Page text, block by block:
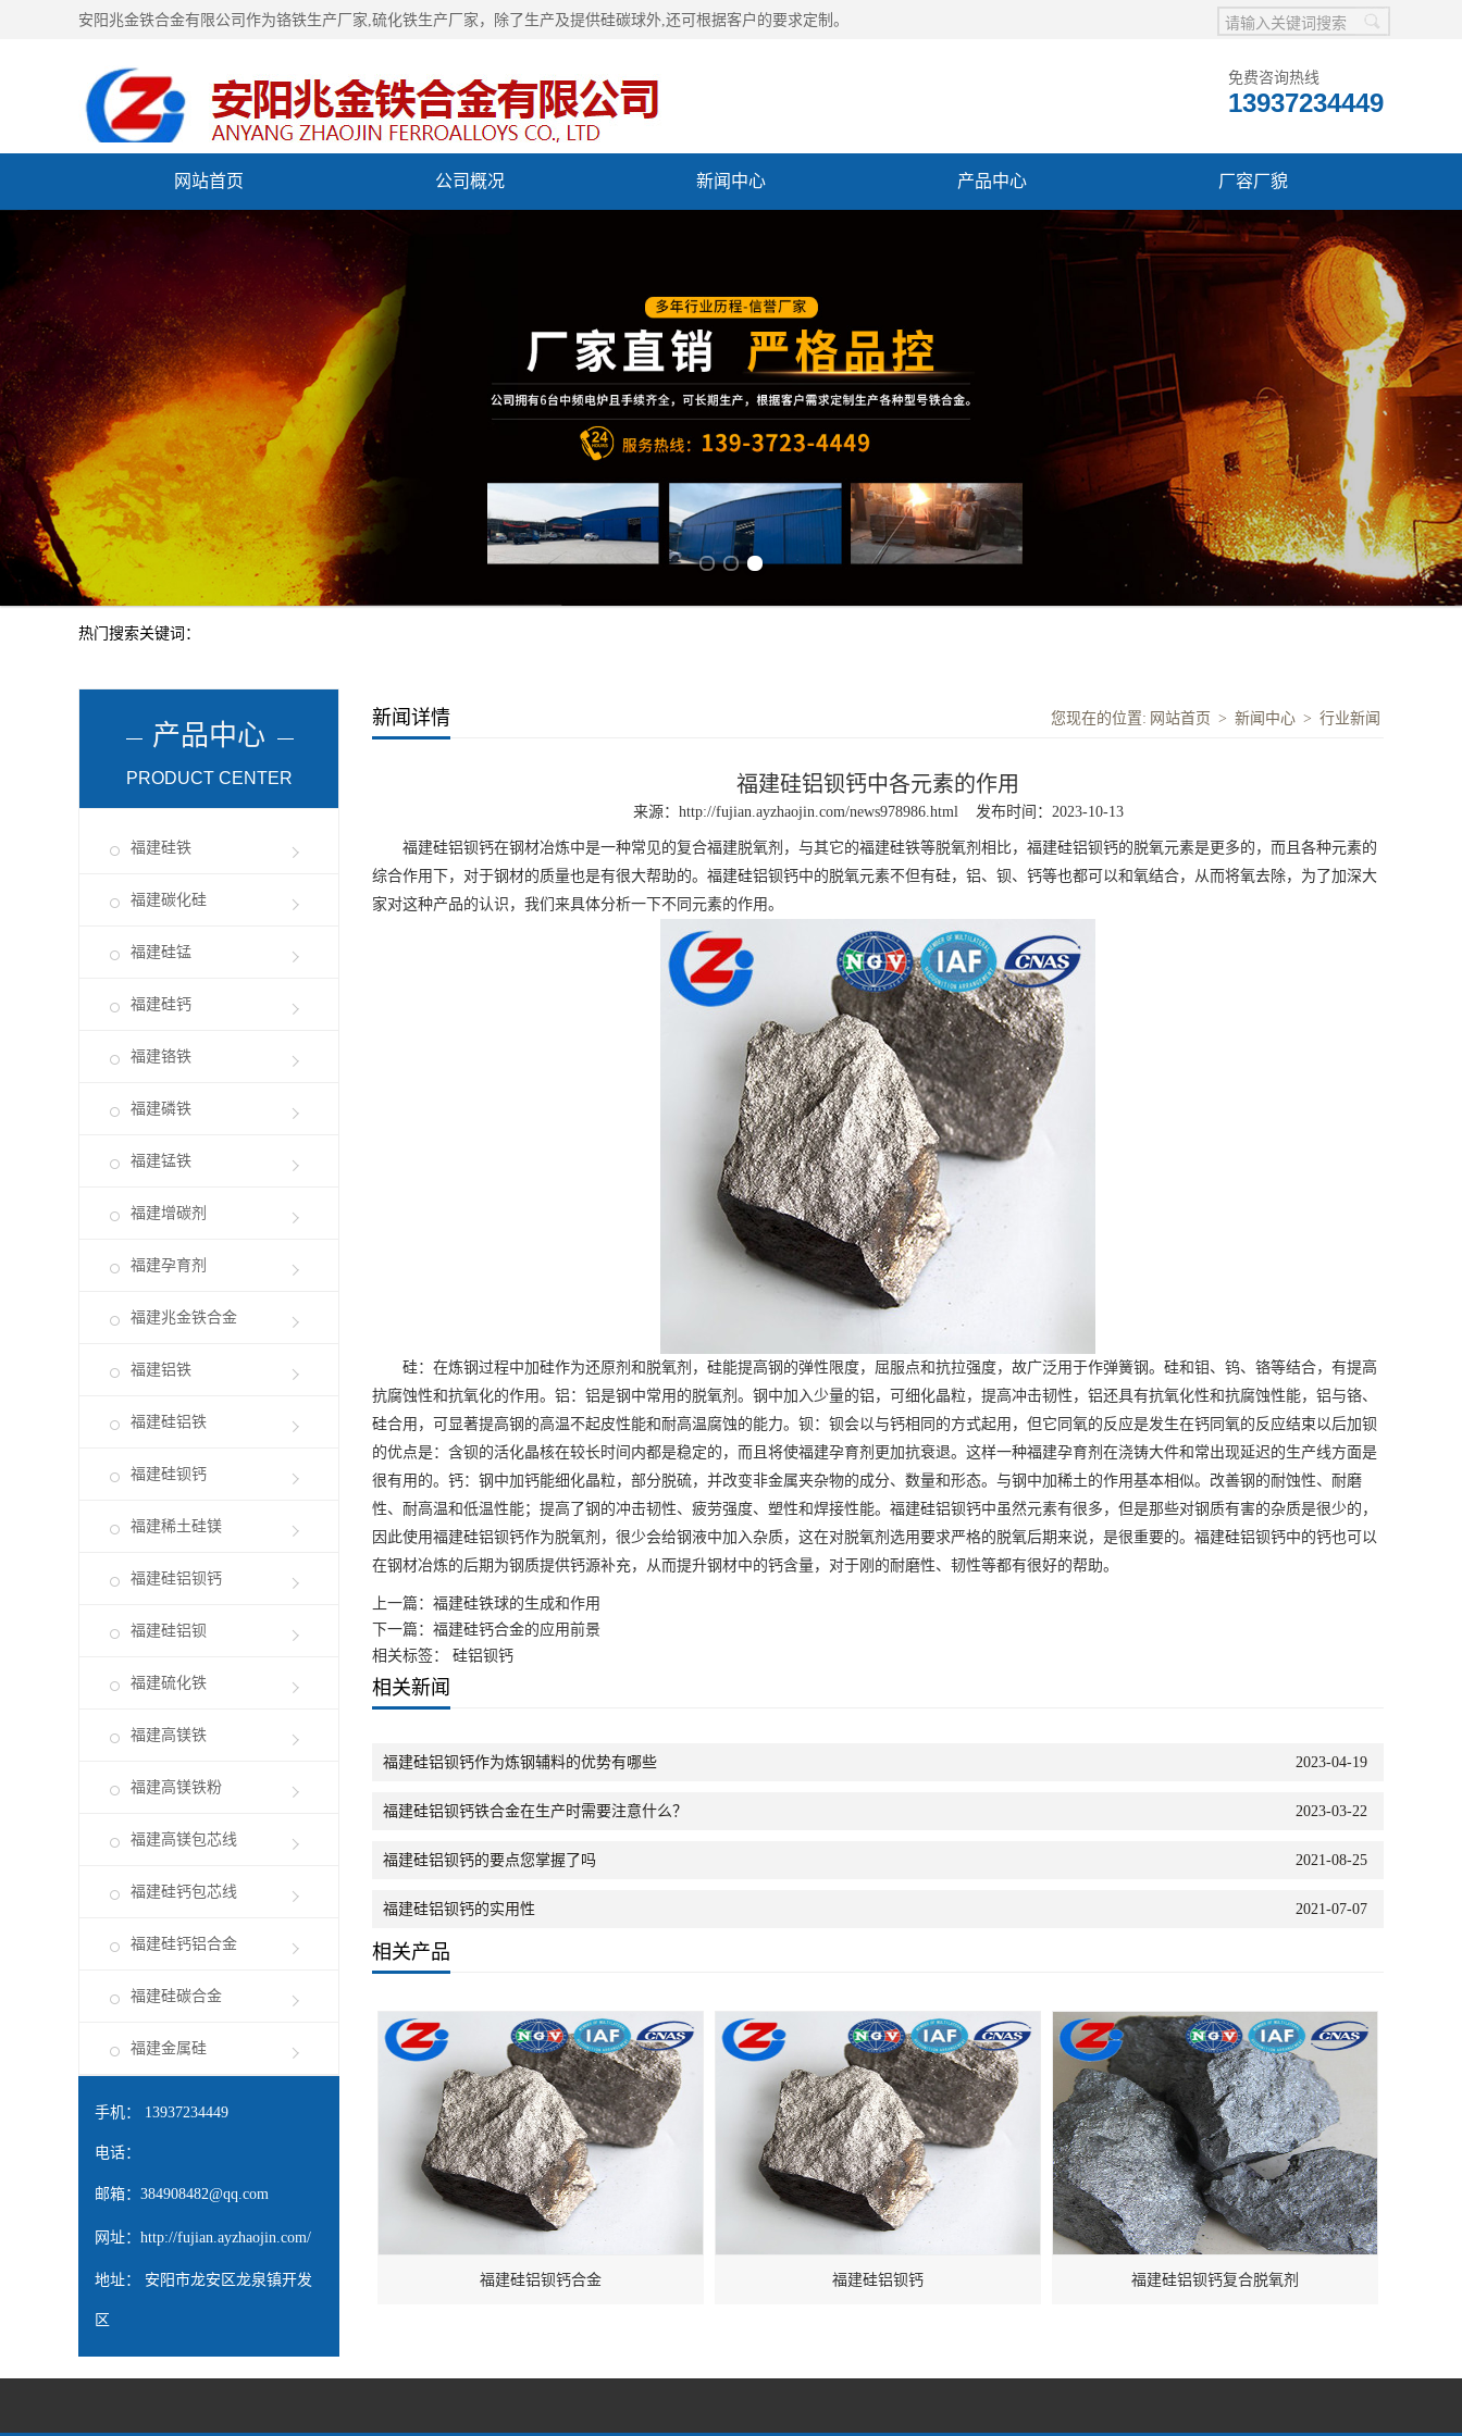
安阳兆金铁合金有限公司作为铬铁生产厂家,硫化铁生产厂家，除了生产及提供硅碳球外,还可根据客户的要求定制。
免费咨询热线
13937234449
网站首页 公司概况 新闻中心 产品中心 厂容厂貌
视频中心
热门搜索关键词：
产品中心
PRODUCT CENTER
福建硅铁
福建碳化硅
福建硅锰
福建硅钙
福建铬铁
福建磷铁
福建锰铁
福建增碳剂
福建孕育剂
福建兆金铁合金
福建铝铁
福建硅铝铁
福建硅钡钙
福建稀土硅镁
福建硅铝钡钙
福建硅铝钡
福建硫化铁
福建高镁铁
福建高镁铁粉
福建高镁包芯线
福建硅钙包芯线
福建硅钙铝合金
福建硅碳合金
福建金属硅
手机： 13937234449
电话：
邮箱： 384908482@qq.com
网址： http://fujian.ayzhaojin.com/
地址： 安阳市龙安区龙泉镇开发
区
新闻详情 您现在的位置: 网站首页 > 新闻中心 > 行业新闻
福建硅铝钡钙中各元素的作用
来源： http://fujian.ayzhaojin.com/news978986.html 发布时间：2023-10-13
福建硅铝钡钙在钢材冶炼中是一种常见的复合福建脱氧剂 ，与其它的福建硅铁等脱氧剂相比， 福建硅铝钡钙的脱氧元素是更多的，而且各种元素的
综合作用下，对于钢材的质量也是有很大帮助的。 福建硅铝钡钙中的脱氧元素不但有硅，铝、钡、钙等也都可以和氧结合，从而将氧去除，为了加深大
家对这种产品的认识，我们来具体分析一下不同元素的作用。
硅：在炼钢过程中加硅作为还原剂和脱氧剂，硅能提高钢的弹性限度，屈服点和抗拉强度，故广泛用于作弹簧钢。硅和钼、钨、铬等结合，有提高
抗腐蚀性和抗氧化的作用。铝：铝是钢中常用的脱氧剂。钢中加入少量的铝，可细化晶粒，提高冲击韧性，铝还具有抗氧化性和抗腐蚀性能，铝与铬、
硅合用，可显著提高钢的高温不起皮性能和耐高温腐蚀的能力。钡：钡会以与钙相同的方式起用，但它同氧的反应是发生在钙同氧的反应结束以后加钡
的优点是：含钡的活化晶核在较长时间内都是稳定的，而且将使福建孕育剂 更加抗衰退。这样一种福建孕育剂 在浇铸大件和常出现延迟的生产线方面是
很有用的。钙：钢中加钙能细化晶粒，部分脱硫，并改变非金属夹杂物的成分、数量和形态。与钢中加稀土的作用基本相似。改善钢的耐蚀性、耐磨
性、耐高温和低温性能；提高了钢的冲击韧性、疲劳强度、塑性和焊接性能。 福建硅铝钡钙中虽然元素有很多，但是那些对钢质有害的杂质是很少的，
因此使用福建硅铝钡钙作为脱氧剂，很少会给钢液中加入杂质，这在对脱氧剂选用要求严格的脱氧后期来说，是很重要的。 福建硅铝钡钙中的钙也可以
在钢材冶炼的后期为钢质提供钙源补充，从而提升钢材中的钙含量，对于刚的耐磨性、韧性等都有很好的帮助。
上一篇： 福建硅铁球的生成和作用
下一篇： 福建硅钙合金的应用前景
相关标签： 硅铝钡钙
相关新闻
2023-04-19
福建硅铝钡钙作为炼钢辅料的优势有哪些
2023-03-22
福建硅铝钡钙铁合金在生产时需要注意什么？
2021-08-25
福建硅铝钡钙的要点您掌握了吗
2021-07-07
福建硅铝钡钙的实用性
相关产品
福建硅铝钡钙合金 福建硅铝钡钙 福建硅铝钡钙复合脱氧剂